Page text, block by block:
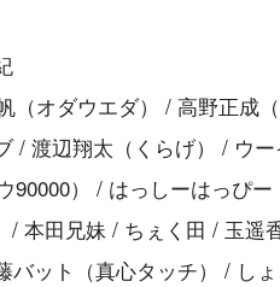
（オダウエダ） / 高野正成
/ 渡辺翔太（くらげ） / ウー
） / はっしーはっぴー
/ 本田兄妹 / ちぇく田 / 玉遥
バット（真心タッチ） / し